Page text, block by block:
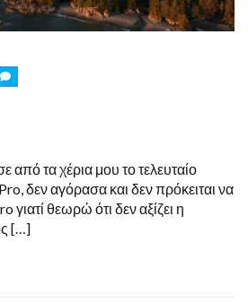
COMMENTS
ON
τα χέρια μου το τελευταίο
δεν αγόρασα και δεν πρόκειται να
θεωρώ ότι δεν αξίζει η
[…]